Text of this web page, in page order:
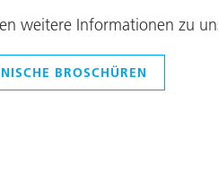
weitere Informationen zu
BROSCHÜREN